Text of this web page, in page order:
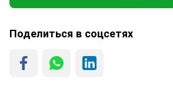
Поделиться в соцсетях